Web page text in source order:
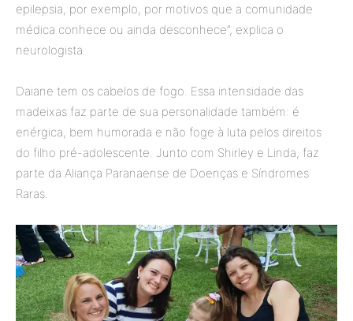
epilepsia, por exemplo, por motivos que a comunidade
médica conhece ou ainda desconhece”, explica o
neurologista.
Daiane tem os cabelos de fogo. Essa intensidade das
madeixas faz parte de sua personalidade também: é
enérgica, bem humorada e não foge à luta pelos direitos
do filho pré-adolescente. Junto com Shirley e Linda, faz
parte da Aliança Paranaense de Doenças e Síndromes
Raras.